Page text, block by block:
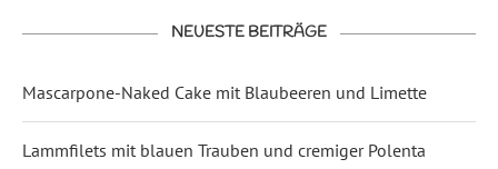
NEUESTE BEITRÄGE
Mascarpone-Naked Cake mit Blaubeeren und Limette
Lammfilets mit blauen Trauben und cremiger Polenta